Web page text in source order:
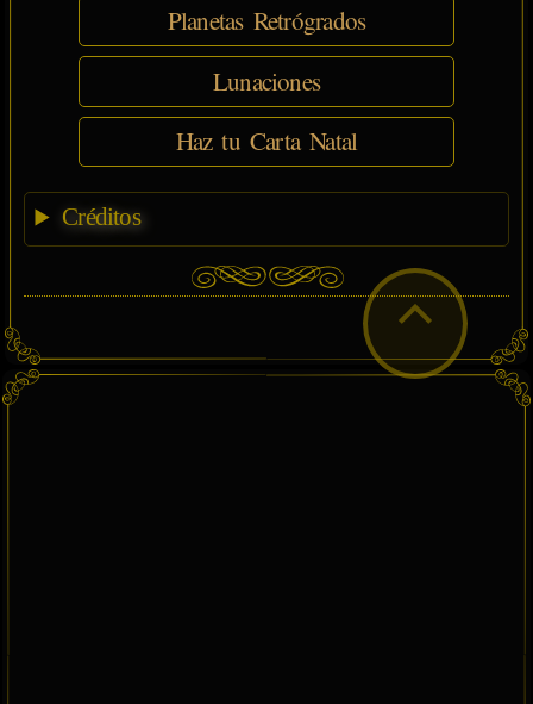
Planetas Retrógrados
Lunaciones
Haz tu Carta Natal
Créditos